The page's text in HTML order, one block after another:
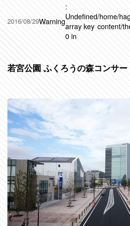
2016/08/29Warning
:
Undefined
array key
0 in
/home/
content/
若宮公園 ふくろうの森コンサー